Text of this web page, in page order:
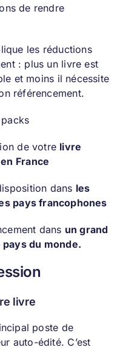
de rendre
les réductions
: plus un livre est
et moins il nécessite
référencement.
de votre livre
France
dans les
pays francophones
dans ungrand
du monde.
livre
poste de
auto-édité. C’est